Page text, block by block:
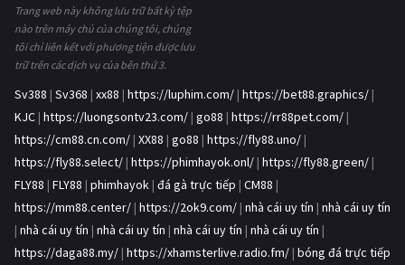
Trang web này không lưu trữ bất kỳ tệp
nào trên máy chủ của chúng tôi, chúng
tôi chỉ liên kết với phương tiện được lưu
trữ trên các dịch vụ của bên thứ 3.
Sv388 | Sv368 | xx88 | https://luphim.com/ | https://bet88.graphics/ |
KJC | https://luongsontv23.com/ | go88 | https://rr88pet.com/ |
https://cm88.cn.com/ | XX88 | go88 | https://fly88.uno/ |
https://fly88.select/ | https://phimhayok.onl/ | https://fly88.green/ |
FLY88 | FLY88 | phimhayok | đá gà trực tiếp | CM88 |
https://mm88.center/ | https://2ok9.com/ | nhà cái uy tín | nhà cái uy tín
| nhà cái uy tín | nhà cái uy tín | nhà cái uy tín | nhà cái uy tín |
https://daga88.my/ | https://xhamsterlive.radio.fm/ | bóng đá trực tiếp